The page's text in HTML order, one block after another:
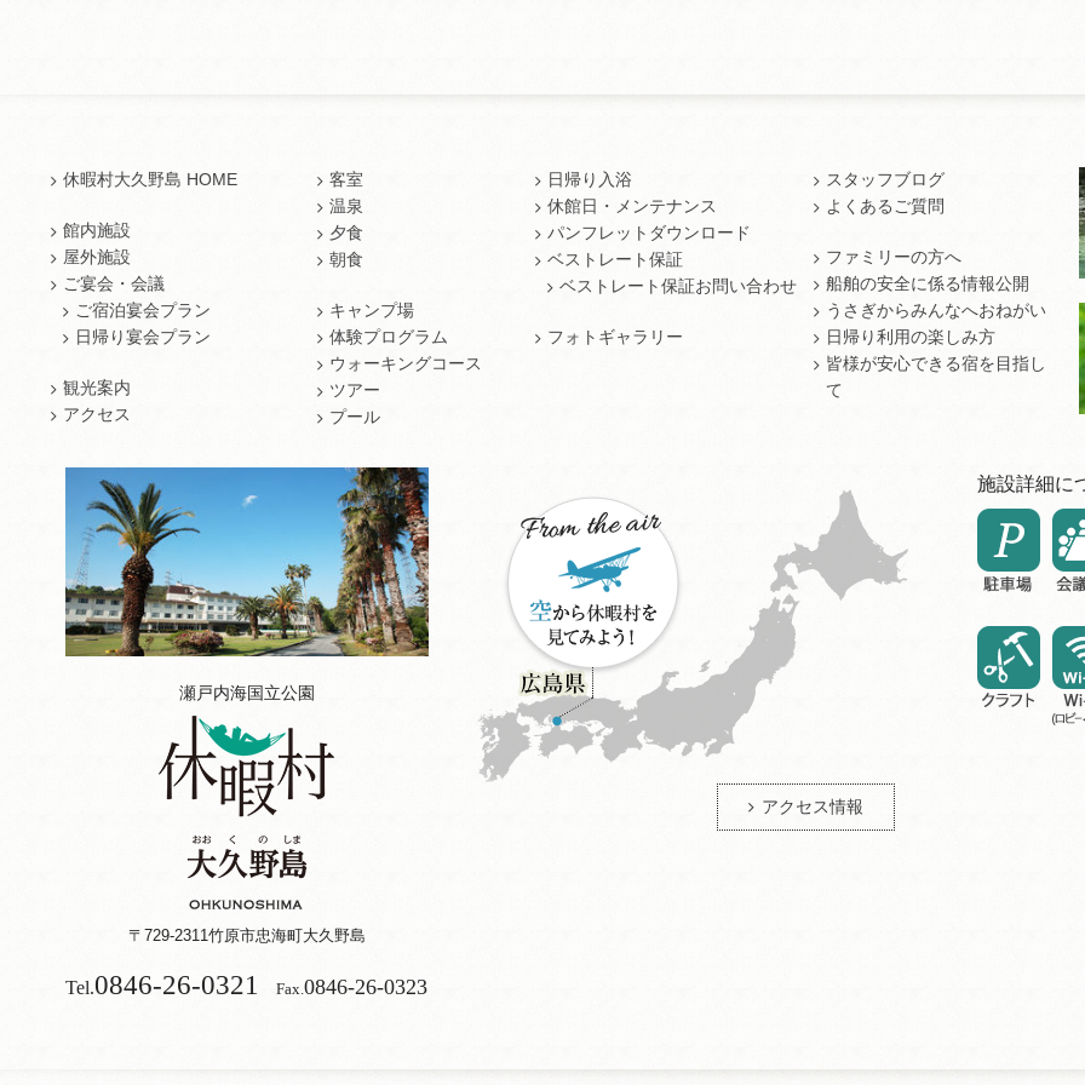
休暇村大久野島 HOME
館内施設
屋外施設
ご宴会・会議
ご宿泊宴会プラン
日帰り宴会プラン
観光案内
アクセス
客室
温泉
夕食
朝食
キャンプ場
体験プログラム
ウォーキングコース
ツアー
プール
日帰り入浴
休館日・メンテナンス
パンフレットダウンロード
ベストレート保証
ベストレート保証お問い合わせ
フォトギャラリー
スタッフブログ
よくあるご質問
ファミリーの方へ
船舶の安全に係る情報公開
うさぎからみんなへおねがい
日帰り利用の楽しみ方
皆様が安心できる宿を目指し
て
瀬戸内海国立公園
〒729-2311竹原市忠海町大久野島
Tel.0846-26-0321 Fax. 0846-26-0323
アクセス情報
施設詳細に